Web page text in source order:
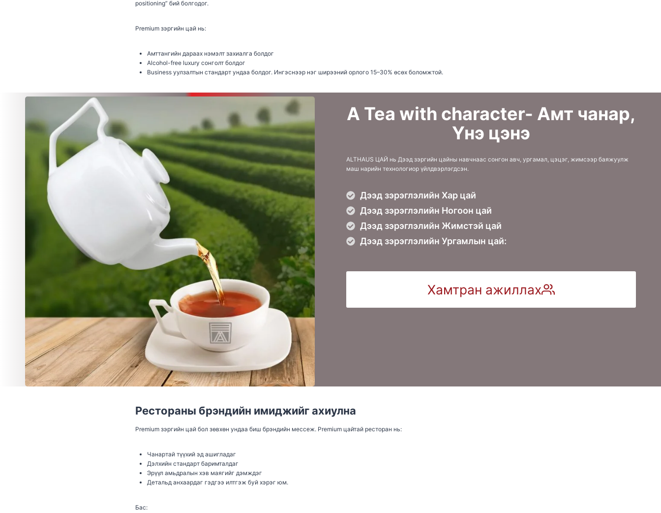
positioning” бий болгодог.
Premium зэргийн цай нь:
Амттангийн дараах нэмэлт захиалга болдог
Alcohol-free luxury сонголт болдог
Business уулзалтын стандарт ундаа болдог. Ингэснээр нэг ширээний орлого 15–30% өсөх боломжтой.
A Tea with character- Амт чанар,
Үнэ цэнэ
АLTHAUS ЦАЙ нь Дээд зэргийн цайны навчнаас сонгон авч, ургамал, цэцэг, жимсээр баяжуулж
маш нарийн технологиор үйлдвэрлэгдсэн.
Дээд зэрэглэлийн Хар цай
Дээд зэрэглэлийн Ногоон цай
Дээд зэрэглэлийн Жимстэй цай
Дээд зэрэглэлийн Ургамлын цай:
Хамтран ажиллах
Рестораны брэндийн имиджийг ахиулна
Premium зэргийн цай бол зөвхөн ундаа биш брэндийн мессеж. Premium цайтай ресторан нь:
Чанартай түүхий эд ашигладаг
Дэлхийн стандарт баримталдаг
Эрүүл амьдралын хэв маягийг дэмждэг
Детальд анхаардаг гэдгээ илтгэж буй хэрэг юм.
Бас: